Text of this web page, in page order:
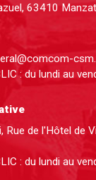
63410 Manzat
: du lundi au
Rue de l'Hôtel de
: du lundi au